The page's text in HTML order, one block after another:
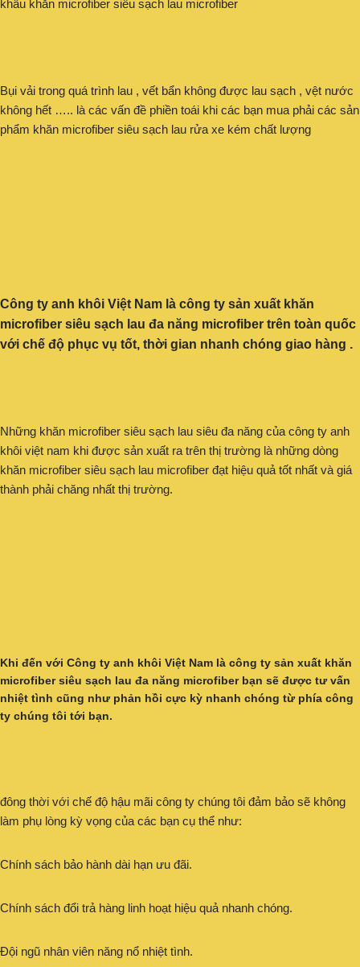
khẩu khăn microfiber siêu sạch lau microfiber
Bụi vải trong quá trình lau , vết bẩn không được lau sạch , vệt nước
không hết ….. là các vấn đề phiền toái khi các bạn mua phải các sản
phẩm khăn microfiber siêu sạch lau rửa xe kém chất lượng
Công ty anh khôi Việt Nam là công ty sản xuất khăn
microfiber siêu sạch lau đa năng microfiber trên toàn quốc
với chế độ phục vụ tốt, thời gian nhanh chóng giao hàng .
Những khăn microfiber siêu sạch lau siêu đa năng của công ty anh
khôi việt nam khi được sản xuất ra trên thị trường là những dòng
khăn microfiber siêu sạch lau microfiber đạt hiệu quả tốt nhất và giá
thành phải chăng nhất thị trường.
Khi đến với Công ty anh khôi Việt Nam là công ty sản xuất khăn
microfiber siêu sạch lau đa năng microfiber bạn sẽ được tư vấn
nhiệt tình cũng như phản hồi cực kỳ nhanh chóng từ phía công
ty chúng tôi tới bạn.
đông thời với chế độ hậu mãi công ty chúng tôi đảm bảo sẽ không
làm phụ lòng kỳ vọng của các bạn cụ thể như:
Chính sách bảo hành dài hạn ưu đãi.
Chính sách đổi trả hàng linh hoạt hiệu quả nhanh chóng.
Đội ngũ nhân viên năng nổ nhiệt tình.